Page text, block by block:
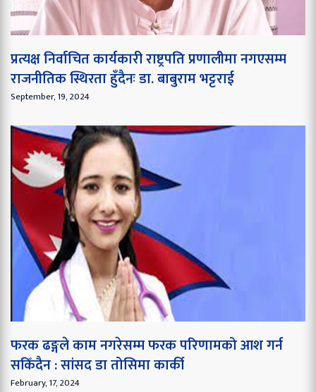
प्रत्यक्ष निर्वाचित कार्यकारी राष्ट्रपति प्रणालीमा नगएसम्म
राजनीतिक स्थिरता हुँदैनः डा. बाबुराम भट्टराई
September, 19, 2024
फरक ढङ्गले काम नगरेसम्म फरक परिणामको आश गर्न
सकिँदैन : सांसद डा तोसिमा कार्की
February, 17, 2024